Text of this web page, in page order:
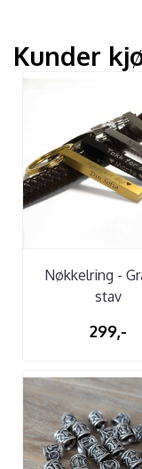
Kunder
Nøkkelring -
stav
299,-